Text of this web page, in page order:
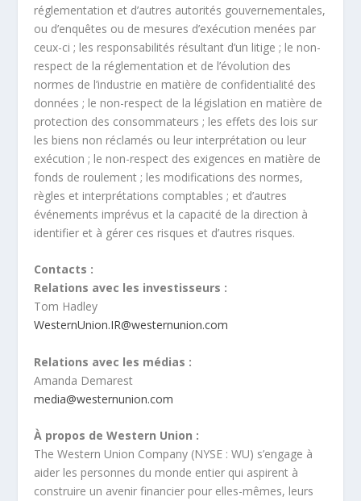
réglementation et d’autres autorités gouvernementales,
ou d’enquêtes ou de mesures d’exécution menées par
ceux-ci ; les responsabilités résultant d’un litige ; le non-
respect de la réglementation et de l’évolution des
normes de l’industrie en matière de confidentialité des
données ; le non-respect de la législation en matière de
protection des consommateurs ; les effets des lois sur
les biens non réclamés ou leur interprétation ou leur
exécution ; le non-respect des exigences en matière de
fonds de roulement ; les modifications des normes,
règles et interprétations comptables ; et d’autres
événements imprévus et la capacité de la direction à
identifier et à gérer ces risques et d’autres risques.
Contacts :
Relations avec les investisseurs :
Tom Hadley
WesternUnion.IR@westernunion.com
Relations avec les médias :
Amanda Demarest
media@westernunion.com
À propos de Western Union :
The Western Union Company (NYSE : WU) s’engage à
aider les personnes du monde entier qui aspirent à
construire un avenir financier pour elles-mêmes, leurs